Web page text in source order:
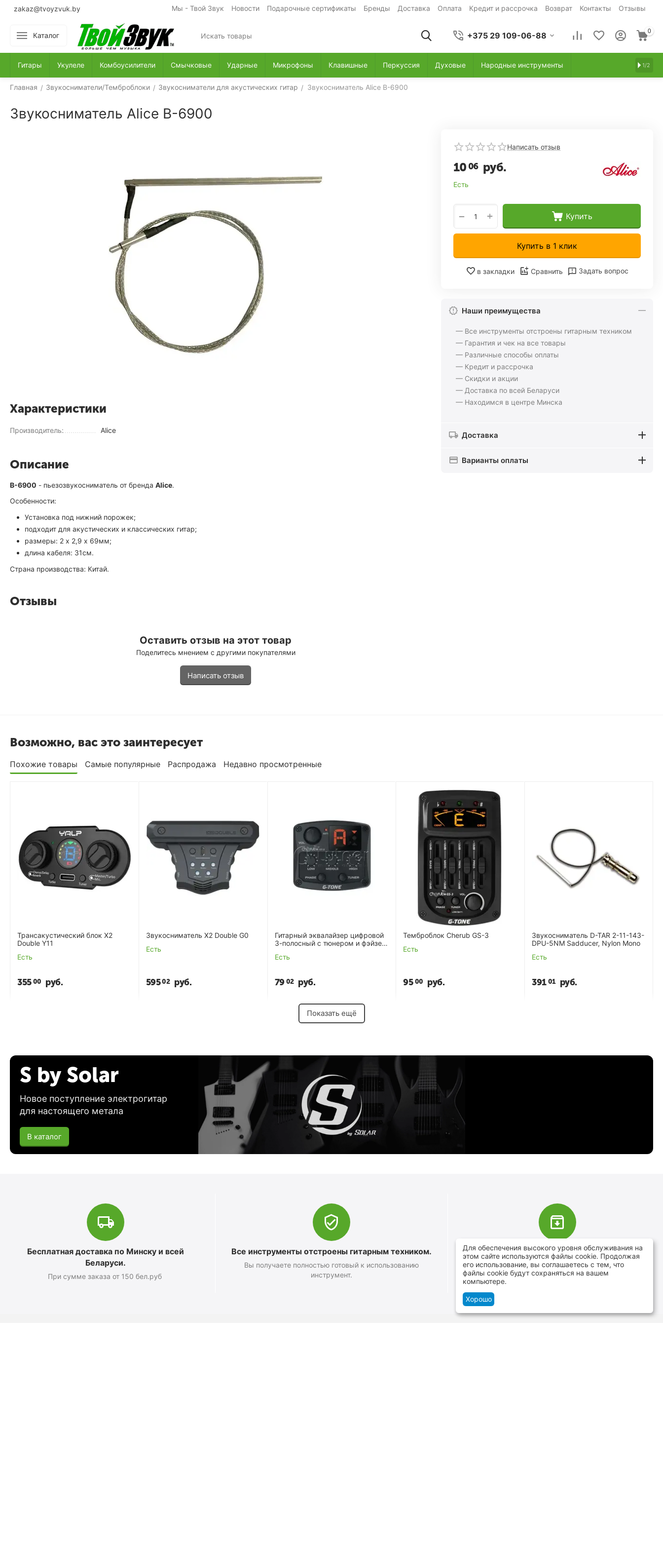
zakaz@tvoyzvuk.by Мы - Твой Звук Новости Подарочные сертификаты Бренды Доставка Оплата Кредит и рассрочка Возврат Контакты Отзывы
Каталог +375 29 109-06-88 0
Гитары Укулеле Комбоусилители Смычковые Ударные Микрофоны Клавишные Перкуссия Духовые Народные инструменты 1/2
Главная / Звукосниматели/Темброблоки / Звукосниматели для акустических гитар / Звукосниматель Alice B-6900
Звукосниматель Alice B-6900
Написать отзыв
10 06 руб.
Есть
+
− Купить
Купить в 1 клик
в закладки Сравнить Задать вопрос
Наши преимущества
— Все инструменты отстроены гитарным техником
— Гарантия и чек на все товары
— Различные способы оплаты
— Кредит и рассрочка
— Скидки и акции
— Доставка по всей Беларуси
— Находимся в центре Минска
Доставка
Варианты оплаты
Характеристики
Производитель: Alice
Описание
B-6900 - пьезозвукосниматель от бренда Alice.
Особенности:
Установка под нижний порожек;
подходит для акустических и классических гитар;
размеры: 2 х 2,9 х 69мм;
длина кабеля: 31см.
Страна производства: Китай.
Отзывы
Оставить отзыв на этот товар
Поделитесь мнением с другими покупателями
Написать отзыв
Возможно, вас это заинтересует
Похожие товары Самые популярные Распродажа Недавно просмотренные
Трансакустический блок X2
Double Y11
Есть
35500 руб.
Звукосниматель X2 Double G0
Есть
59502 руб.
Гитарный эквалайзер цифровой
3-полосный с тюнером и фэйзер
Есть
7902 руб.
Темброблок Cherub GS-3
Есть
95 00 руб.
Звукосниматель D-TAR 2-11-143-
DPU-5NM Sadducer, Nylon Mono
Есть
39101 руб.
Показать ещё
S by Solar
Новое поступление электрогитар
для настоящего метала
В каталог
Бесплатная доставка по Минску и всей
Беларуси.
При сумме заказа от 150 бел.руб
Все инструменты отстроены гитарным техником.
Вы получаете полностью готовый к использованию
инструмент.
В наличии более 4000 наименований
товаров
От расходников до сценического оборудования
Для обеспечения высокого уровня обслуживания на
этом сайте используются файлы cookie. Продолжая
его использование, вы соглашаетесь с тем, что
файлы cookie будут сохраняться на вашем
компьютере.
Хорошо